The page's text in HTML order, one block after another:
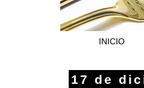
INICIO
17 de